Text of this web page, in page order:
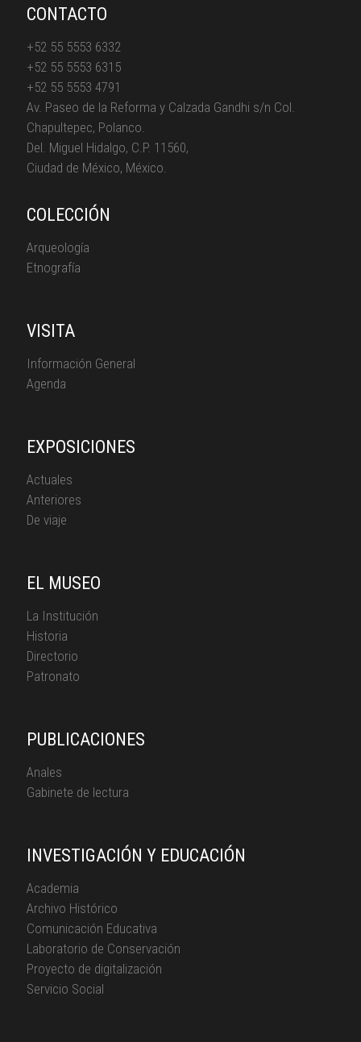
CONTACTO
+52 55 5553 6332
+52 55 5553 6315
+52 55 5553 4791
Av. Paseo de la Reforma y Calzada Gandhi s/n Col.
Chapultepec, Polanco.
Del. Miguel Hidalgo, C.P. 11560,
Ciudad de México, México.
COLECCIÓN
Arqueología
Etnografía
VISITA
Información General
Agenda
EXPOSICIONES
Actuales
Anteriores
De viaje
EL MUSEO
La Institución
Historia
Directorio
Patronato
PUBLICACIONES
Anales
Gabinete de lectura
INVESTIGACIÓN Y EDUCACIÓN
Academia
Archivo Histórico
Comunicación Educativa
Laboratorio de Conservación
Proyecto de digitalización
Servicio Social